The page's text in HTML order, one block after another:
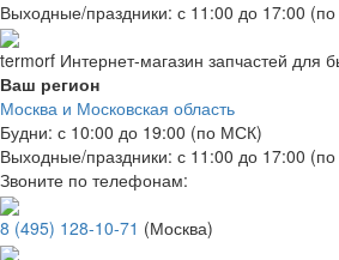
Выходные/праздники: с 11:00 до 17:00
termorf Интернет-магазин запчастей для
Ваш регион
Москва и Московская область
Будни: с 10:00 до 19:00 (по МСК)
Выходные/праздники: с 11:00 до 17:00
Звоните по телефонам:
8 (495) 128-10-71 (Москва)